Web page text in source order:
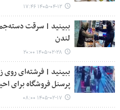
۱۴۰۵-۰۴-۱۲ ۱۷:۴۶
ببینید | سرقت
لندن
۱۴۰۵-۰۲-۲۸ ۲۰:۰۰
ببینید | فرشته‌ای
پرسنل فروشگاه برای
۱۴۰۵-۰۲-۱۷ ۰۸:۰۰